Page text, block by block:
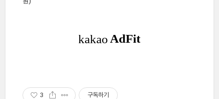
3 구독하기